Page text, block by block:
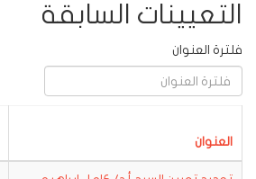
التعيينات السابقة
فلترة العنوان
العنوان